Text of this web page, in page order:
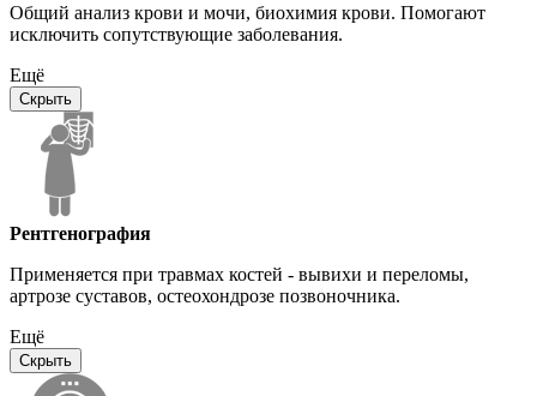
Общий анализ крови и мочи, биохимия крови. Помогают
исключить сопутствующие заболевания.
Ещё
Скрыть
Рентгенография
Применяется при травмах костей - вывихи и переломы,
артрозе суставов, остеохондрозе позвоночника.
Ещё
Скрыть